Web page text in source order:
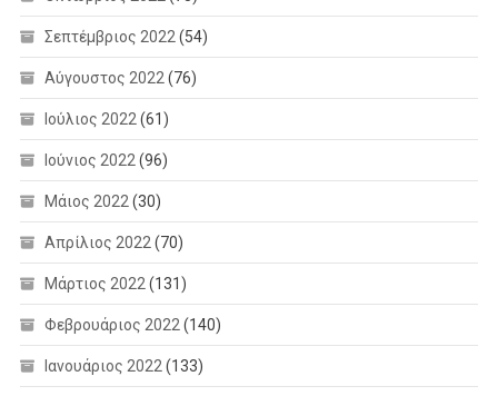
Σεπτέμβριος 2022 (54)
Αύγουστος 2022 (76)
Ιούλιος 2022 (61)
Ιούνιος 2022 (96)
Μάιος 2022 (30)
Απρίλιος 2022 (70)
Μάρτιος 2022 (131)
Φεβρουάριος 2022 (140)
Ιανουάριος 2022 (133)